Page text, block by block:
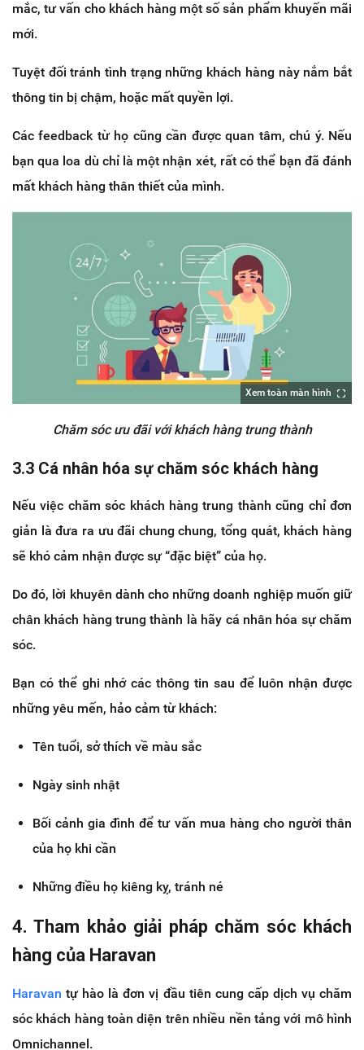
mắc, tư vấn cho khách hàng một số sản phẩm khuyến mãi
mới.
Tuyệt đối tránh tình trạng những khách hàng này nắm bắt
thông tin bị chậm, hoặc mất quyền lợi.
Các feedback từ họ cũng cần được quan tâm, chú ý. Nếu
bạn qua loa dù chỉ là một nhận xét, rất có thể bạn đã đánh
mất khách hàng thân thiết của mình.
Xem toàn màn hình
Chăm sóc ưu đãi với khách hàng trung thành
3.3 Cá nhân hóa sự chăm sóc khách hàng
Nếu việc chăm sóc khách hàng trung thành cũng chỉ đơn
giản là đưa ra ưu đãi chung chung, tổng quát, khách hàng
sẽ khó cảm nhận được sự “đặc biệt” của họ.
Do đó, lời khuyên dành cho những doanh nghiệp muốn giữ
chân khách hàng trung thành là hãy cá nhân hóa sự chăm
sóc.
Bạn có thể ghi nhớ các thông tin sau để luôn nhận được
những yêu mến, hảo cảm từ khách:
Tên tuổi, sở thích về màu sắc
Ngày sinh nhật
Bối cảnh gia đình để tư vấn mua hàng cho người thân
của họ khi cần
Những điều họ kiêng kỵ, tránh né
4. Tham khảo giải pháp chăm sóc khách
hàng của Haravan
Haravan tự hào là đơn vị đầu tiên cung cấp dịch vụ chăm
sóc khách hàng toàn diện trên nhiều nền tảng với mô hình
Omnichannel.